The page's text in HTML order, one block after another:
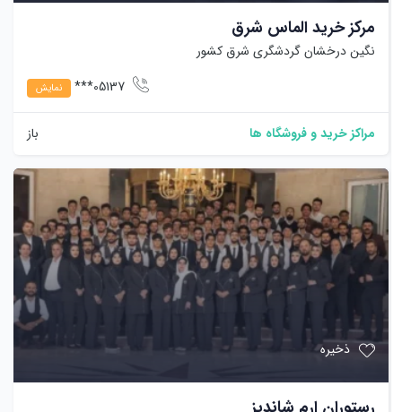
مرکز خرید الماس شرق
نگین درخشان گردشگری شرق کشور
نمایش
مراکز خرید و فروشگاه ها باز
ذخیره